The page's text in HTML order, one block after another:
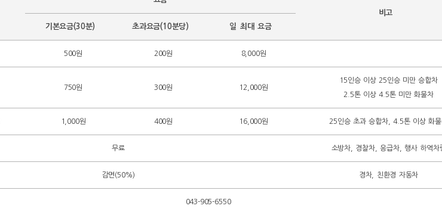
비고
기본요금(30분)
초과요금(10분당) 일 최대 요금
500원 200원 8,000원
750원 300원 12,000원
15인승 이상 25인승 미만 승합차
2.5톤 이상 4.5톤 미만 화물차
1,000원 400원 16,000원 25인승 초과 승합차, 4.5톤 이상 화물
무료 소방차, 경찰차, 응급차, 행사 하역차
감면(50%) 경차, 친환경 자동차
043-905-6550